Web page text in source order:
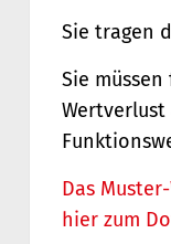
Sie tragen
Sie
Das
hier zum